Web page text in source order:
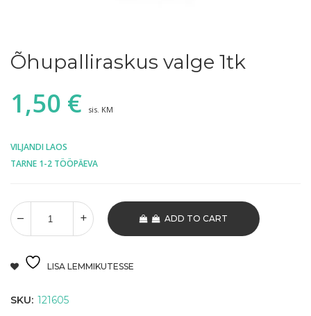
Õhupalliraskus valge 1tk
1,50 € sis. KM
VILJANDI LAOS
TARNE 1-2 TÖÖPÄEVA
ADD TO CART
LISA LEMMIKUTESSE
SKU: 121605